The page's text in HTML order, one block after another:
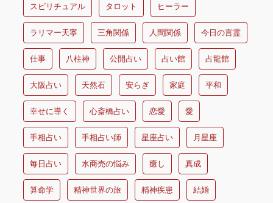
スピリチュアル タロット ヒーラー
ラリマー天寧 三角関係 人間関係 今日の言霊
仕事 八柱神 公開占い 占い館 占龍館
大阪占い 天然石 安らぎ 家庭 平和
幸せに導く 心斎橋占い 恋愛 愛
手相占い 手相占い師 星座占い 月星座
毎日占い 水商売の悩み 癒し 真成
算命学 精神世界の旅 精神疾患 結婚